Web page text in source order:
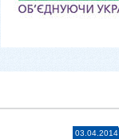
03.04.2014